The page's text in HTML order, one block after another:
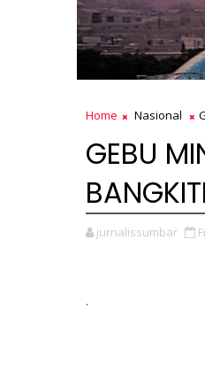
Home Nasional
GEBU
jurnalissumbar
.